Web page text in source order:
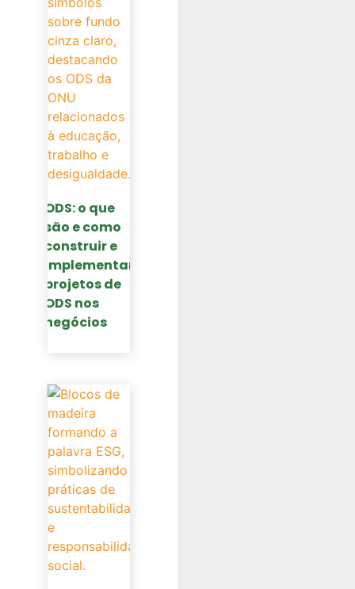
ODS: o que
são e como
construir e
implementar
projetos de
ODS nos
negócios